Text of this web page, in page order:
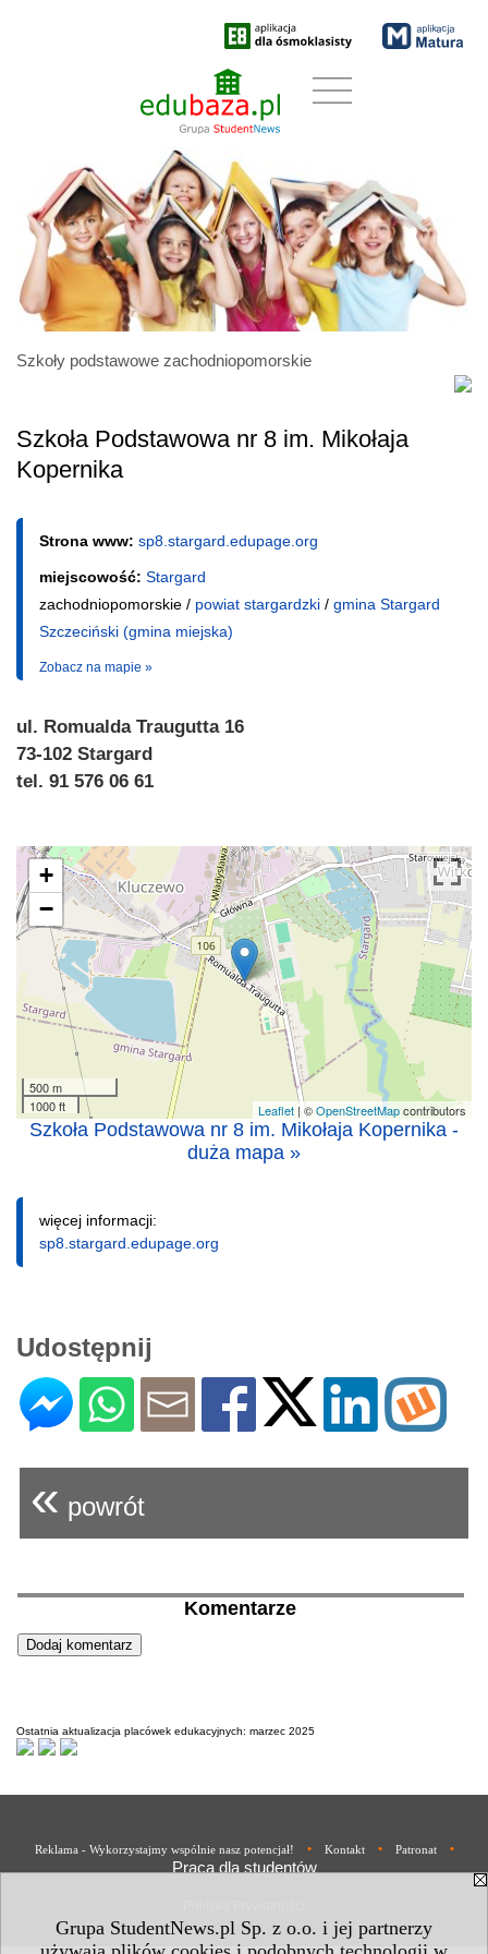
Grupa StudentNews.pl Sp. z o.o. i jej partnerzy
Szkoły podstawowe zachodniopomorskie
Szkoła Podstawowa nr 8 im. Mikołaja
Kopernika
Strona www: sp8.stargard.edupage.org
miejscowość: Stargard
zachodniopomorskie / powiat stargardzki / gmina Stargard
Szczeciński (gmina miejska)
Zobacz na mapie »
ul. Romualda Traugutta 16
73-102 Stargard
tel. 91 576 06 61
+
−
500 m
1000 ft
Leaflet | ©OpenStreetMapcontributors
Szkoła Podstawowa nr 8 im. Mikołaja Kopernika -
duża mapa »
więcej informacji:
sp8.stargard.edupage.org
Udostępnij
« powrót
Komentarze
Ostatnia aktualizacja placówek edukacyjnych: marzec 2025
Reklama - Wykorzystajmy wspólnie nasz potencjał! • Kontakt • Patronat •
Praca dla studentów